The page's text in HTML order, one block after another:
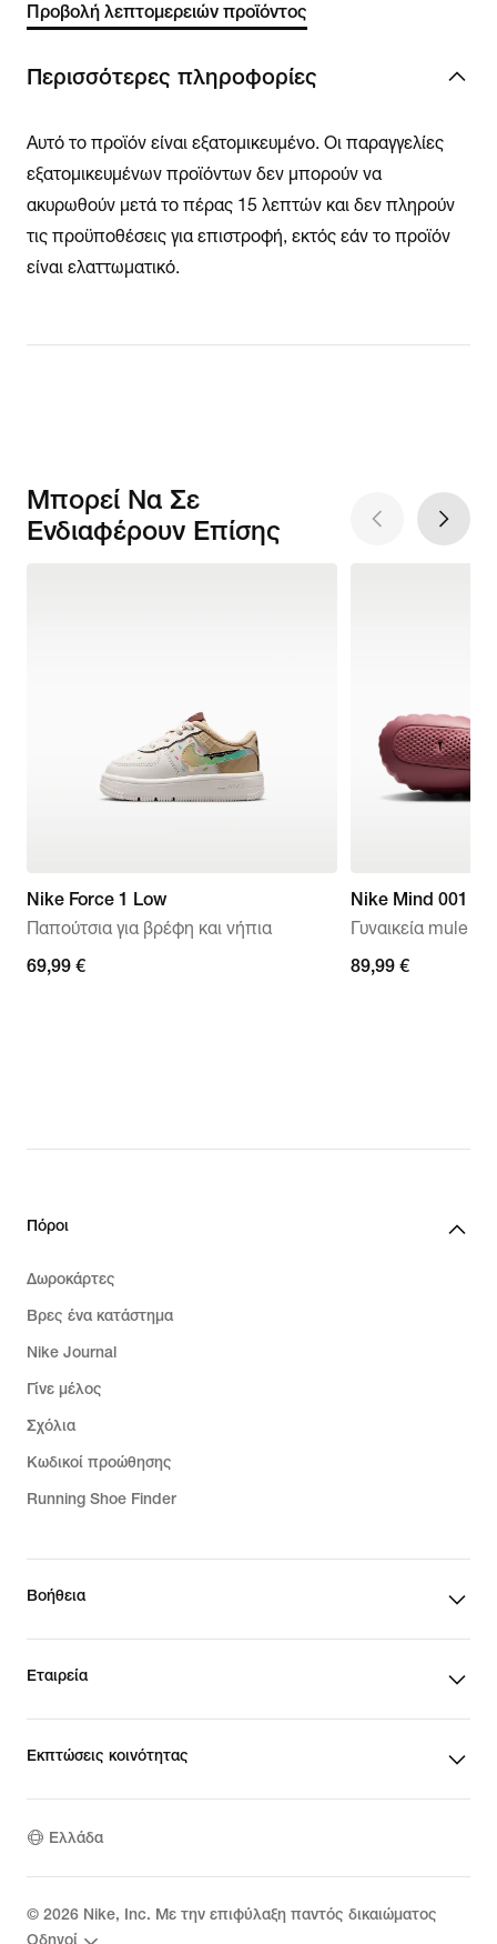
Προβολή λεπτομερειών προϊόντος
Περισσότερες πληροφορίες
Αυτό το προϊόν είναι εξατομικευμένο. Οι παραγγελίες
εξατομικευμένων προϊόντων δεν μπορούν να
ακυρωθούν μετά το πέρας 15 λεπτών και δεν πληρούν
τις προϋποθέσεις για επιστροφή, εκτός εάν το προϊόν
είναι ελαττωματικό.
Μπορεί Να Σε
Ενδιαφέρουν Επίσης
Nike Force 1 Low
Παπούτσια για βρέφη και νήπια
69,99 €
69,99 €
Nike Mind 001
Γυναικεία mule
89,99 €
89,99 €
Πόροι
Δωροκάρτες
Βρες ένα κατάστημα
Nike Journal
Γίνε μέλος
Σχόλια
Κωδικοί προώθησης
Running Shoe Finder
Βοήθεια
Εταιρεία
Εκπτώσεις κοινότητας
Ελλάδα
© 2026 Nike, Inc. Με την επιφύλαξη παντός δικαιώματος